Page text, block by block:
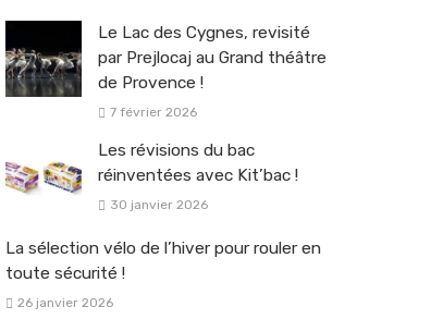
Le Lac des Cygnes, revisité
par Prejlocaj au Grand théâtre
de Provence !
7 février 2026
Les révisions du bac
réinventées avec Kit’bac !
30 janvier 2026
La sélection vélo de l’hiver pour rouler en
toute sécurité !
26 janvier 2026